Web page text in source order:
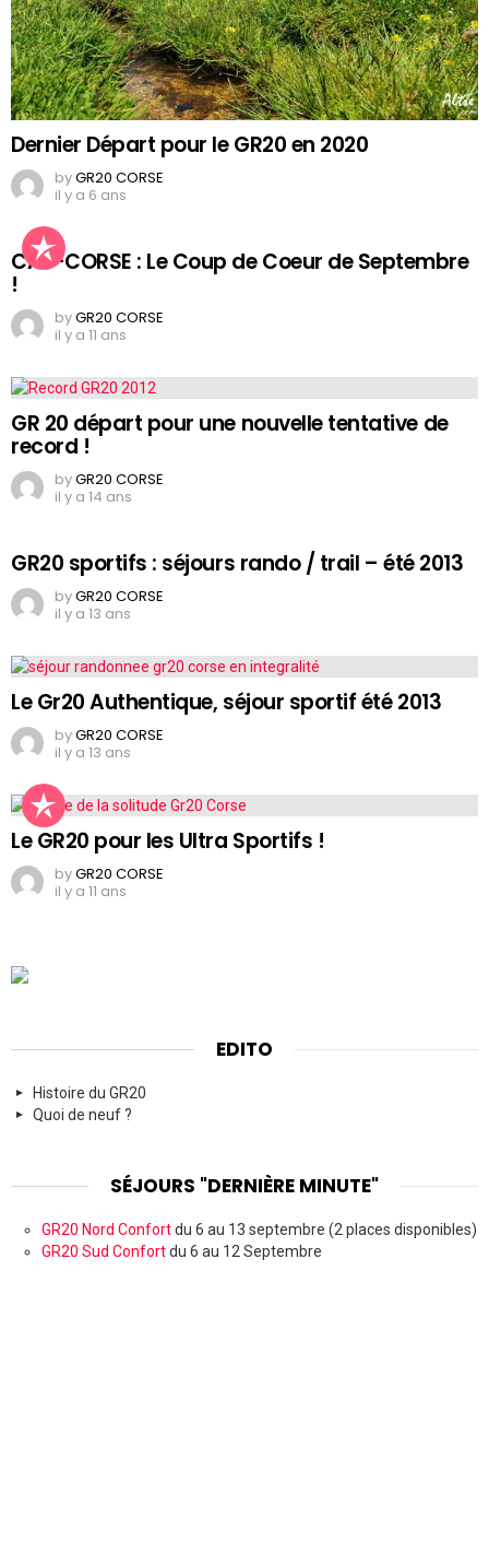
Dernier Départ pour le GR20 en 2020
byGR20 CORSE
il y a 6 ans
CAP-CORSE : Le Coup de Coeur de Septembre
!
byGR20 CORSE
il y a 11 ans
GR 20 départ pour une nouvelle tentative de
record !
byGR20 CORSE
il y a 14 ans
GR20 sportifs : séjours rando / trail – été 2013
byGR20 CORSE
il y a 13 ans
Le Gr20 Authentique, séjour sportif été 2013
byGR20 CORSE
il y a 13 ans
Le GR20 pour les Ultra Sportifs !
byGR20 CORSE
il y a 11 ans
EDITO
Histoire du GR20
Quoi de neuf ?
SÉJOURS "DERNIÈRE MINUTE"
GR20 Nord Confortdu 6 au 13 septembre (2 places disponibles)
GR20 Sud Confortdu 6 au 12 Septembre